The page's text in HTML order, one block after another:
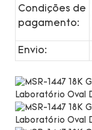
Condições de
pagamento:
Envio: